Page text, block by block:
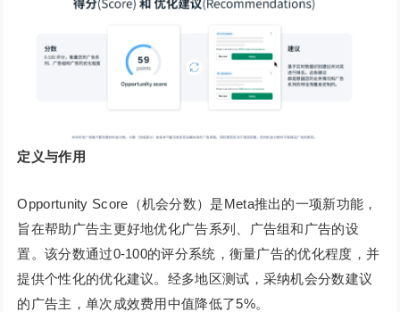
定义与作用
Opportunity Score（机会分数）是Meta推出的一项新功能，
旨在帮助广告主更好地优化广告系列、广告组和广告的设
置。该分数通过0-100的评分系统，衡量广告的优化程度，并
提供个性化的优化建议。经多地区测试，采纳机会分数建议
的广告主，单次成效费用中值降低了5%。